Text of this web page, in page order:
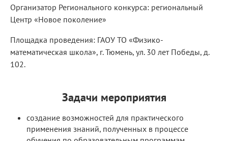
Организатор Регионального конкурса: региональный
Центр «Новое поколение»
Площадка проведения: ГАОУ ТО «Физико-
математическая школа», г. Тюмень, ул. 30 лет Победы, д.
102.
Задачи мероприятия
создание возможностей для практического
применения знаний, полученных в процессе